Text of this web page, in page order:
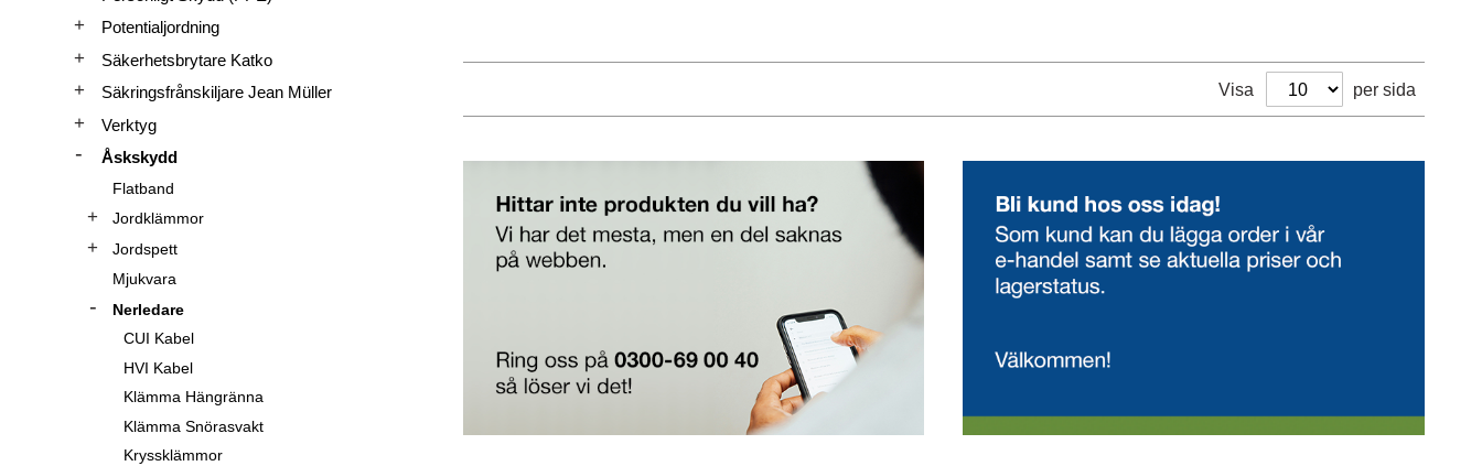
Visa per sida
Potentialjordning
Säkerhetsbrytare Katko
Säkringsfrånskiljare Jean Müller
Verktyg
Åskskydd
Flatband
Jordklämmor
Jordspett
Mjukvara
Nerledare
CUI Kabel
HVI Kabel
Klämma Hängränna
Klämma Snörasvakt
Kryssklämmor